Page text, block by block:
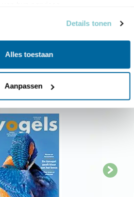
Details tonen
Alles toestaan
Aanpassen
media